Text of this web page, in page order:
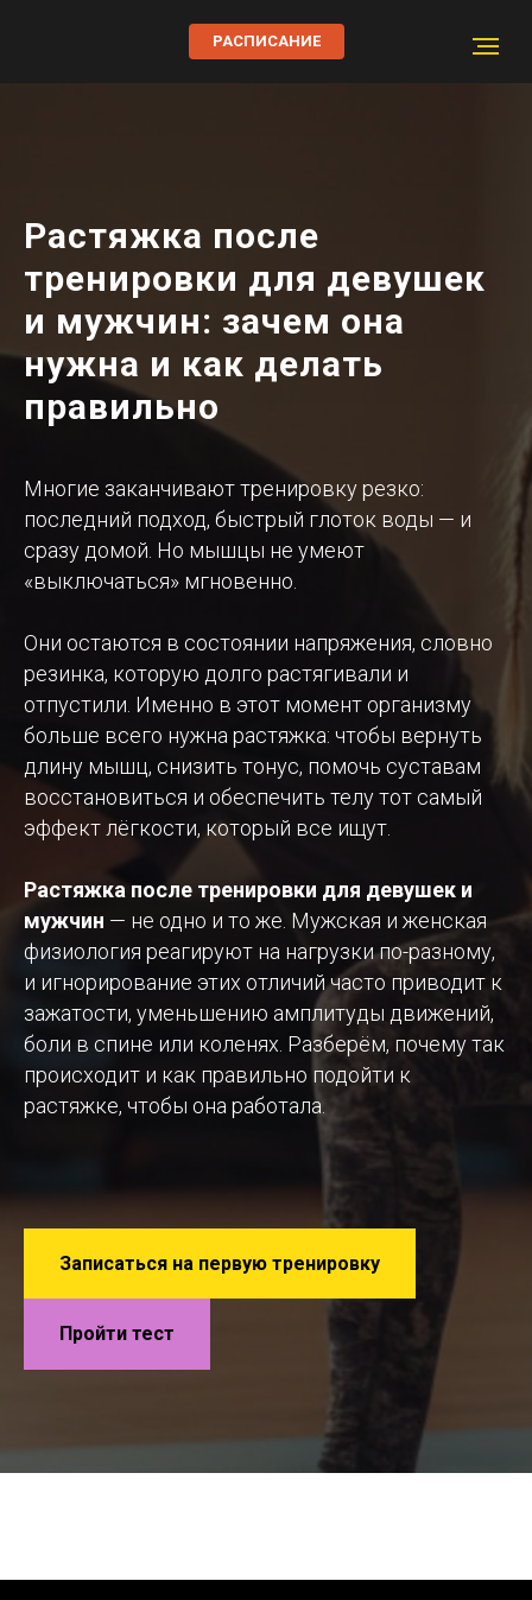
РАСПИСАНИЕ
Растяжка после
тренировки для девушек
и мужчин: зачем она
нужна и как делать
правильно
Многие заканчивают тренировку резко:
последний подход, быстрый глоток воды — и
сразу домой. Но мышцы не умеют
«выключаться» мгновенно.
Они остаются в состоянии напряжения, словно
резинка, которую долго растягивали и
отпустили. Именно в этот момент организму
больше всего нужна растяжка: чтобы вернуть
длину мышц, снизить тонус, помочь суставам
восстановиться и обеспечить телу тот самый
эффект лёгкости, который все ищут.
Растяжка после тренировки для девушек и
мужчин — не одно и то же. Мужская и женская
физиология реагируют на нагрузки по-разному,
и игнорирование этих отличий часто приводит к
зажатости, уменьшению амплитуды движений,
боли в спине или коленях. Разберём, почему так
происходит и как правильно подойти к
растяжке, чтобы она работала.
Записаться на первую тренировку
Пройти тест